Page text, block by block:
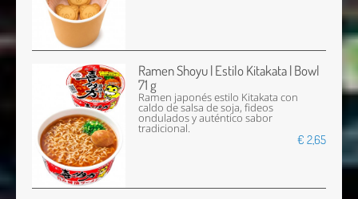
Ramen Shoyu | Estilo Kitakata | Bowl
71 g
Ramen japonés estilo Kitakata con
caldo de salsa de soja, fideos
ondulados y auténtico sabor
tradicional.
€ 2,65